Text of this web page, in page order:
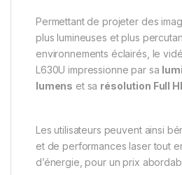
Permettant de projeter des
plus lumineuses et plus
environnements éclairés, le
L630U impressionne par sa
lumens et sa résolution Full
Les utilisateurs peuvent ainsi
et de performances laser tout
d’énergie, pour un prix